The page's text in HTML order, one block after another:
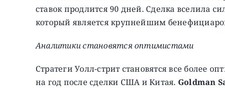
ставок продлится 90 дней. Сделка вселила
который является крупнейшим
Аналитики становятся оптимистами
Стратеги Уолл-стрит становятся все более
на год после сделки США и Китая. Goldman